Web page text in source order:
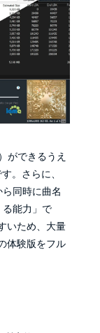
ができるうえ
。さらに、
同時に曲名
能力」で
いため、大量
体験版をフル